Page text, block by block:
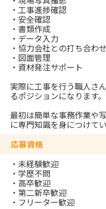
・工事進捗確認
・安全確認
・書類作成
・データ入力
・協力会社との打ち合わせ
・図面管理
・資材発注サポート
実際に工事を行う職人さ
るポジションになります。
最初は簡単な事務作業や
に専門知識を身につけてい
応募資格
・未経験歓迎
・学歴不問
・高卒歓迎
・第二新卒歓迎
・フリーター歓迎